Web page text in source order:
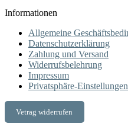
Informationen
Allgemeine
Datenschutzerklärung
Zahlung und Versand
Widerrufsbelehrung
Impressum
Privatsphäre-
Vetrag widerrufen